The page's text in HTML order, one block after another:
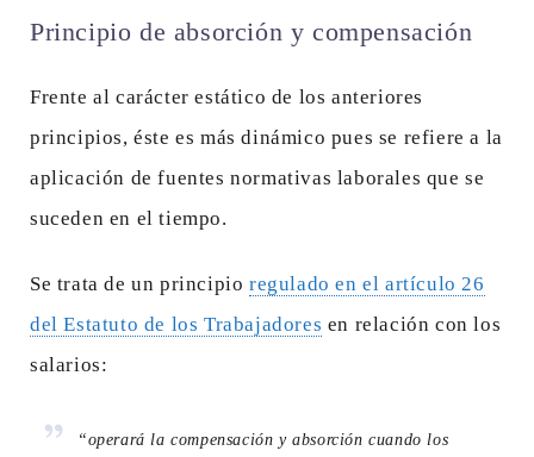
Principio de absorción y compensación
Frente al carácter estático de los anteriores
principios, éste es más dinámico pues se refiere a la
aplicación de fuentes normativas laborales que se
suceden en el tiempo.
Se trata de un principioregulado en el artículo 26
del Estatuto de los Trabajadores en relación con los
salarios:
“operará la compensación y absorción cuando los